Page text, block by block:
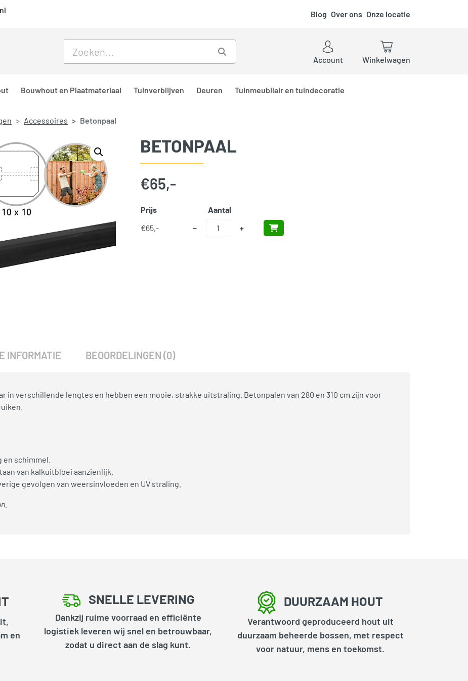
Blog Over ons Onze locatie
Account
Winkelwagen
Bouwhout en Plaatmateriaal Tuinverblijven Deuren Tuinmeubilair en tuindecoratie
Accessoires Betonpaal
BETONPAAL
€65,-
Prijs Aantal
€65,- −
Betonpaal aantal +
INFORMATIE BEOORDELINGEN (0)
in verschillende lengtes en hebben een mooie, strakke uitstraling. Betonpalen van 280 en 310 cm zijn voor
schimmel.
van kalkuitbloei aanzienlijk.
gevolgen van weersinvloeden en UV straling.
en
SNELLE LEVERING
Dankzij ruime voorraad en efficiënte
logistiek leveren wij snel en betrouwbaar,
zodat u direct aan de slag kunt.
DUURZAAM HOUT
Verantwoord geproduceerd hout uit
duurzaam beheerde bossen, met respect
voor natuur, mens en toekomst.